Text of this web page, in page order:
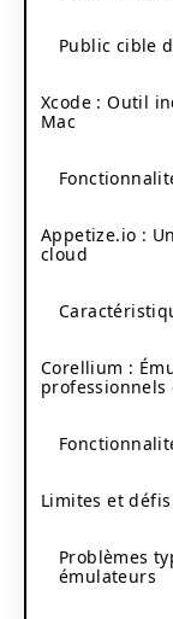
Public cible
Xcode : Outil
Mac
Appetize.io :
cloud
Corellium :
Limites et
Problèmes
émulateurs